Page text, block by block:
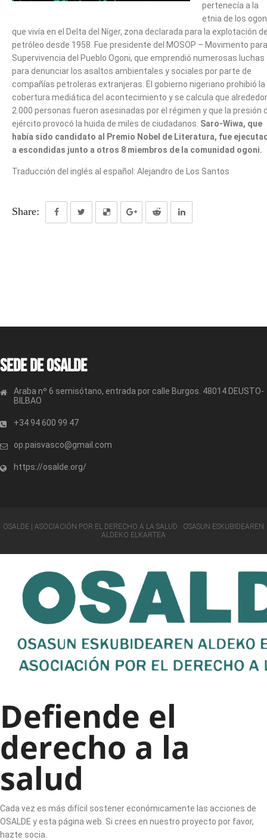
pertenecía a la
etnia de los
que vivía en el Delta del Níger, zona declarada para la explotación
petróleo desde 1958. Fue presidente del MOSOP – Movimento
Supervivencia del Pueblo Ogoni, que emprendió numerosas luchas
para denunciar los asaltos ambientales y sociales por parte de
compañías petroleras extranjeras. El gobierno nigeriano prohibió la
cobertura mediática del acontecimiento y se calcula que
2.000 personas fueron asesinadas por el régimen y que la presión
ejército provocó la huida de miles de ciudadanos. Saro-Wiwa, que
había sido candidato al Premio Nobel de Literatura, fue
a escondidas junto a otros 8 miembros de la comunidad ogoni.
Traducción del inglés al español: Alejandro de Los Santos
Share:
Sede de OSALDE
Araba nº 6 semisótano, entrada por calle Burgos. 48014 DEUSTO-
BILBAO
+34 94 600 99 47
op.paisvasco@gmail.com
https://osalde.org/
OSALDE | ASOCIACIÓN POR EL DERECHO A LA SALUD · OSASUN ESKUBIDEAREN
ALDEKO ELKARTEA
Defiende el
derecho a la
salud
Cada vez es más difícil sostener económicamente las acciones de
OSALDE y esta página web. Si crees en nuestro proyecto por favor,
hazte socia.